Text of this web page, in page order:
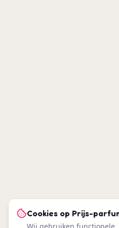
Cookies op Prijs-